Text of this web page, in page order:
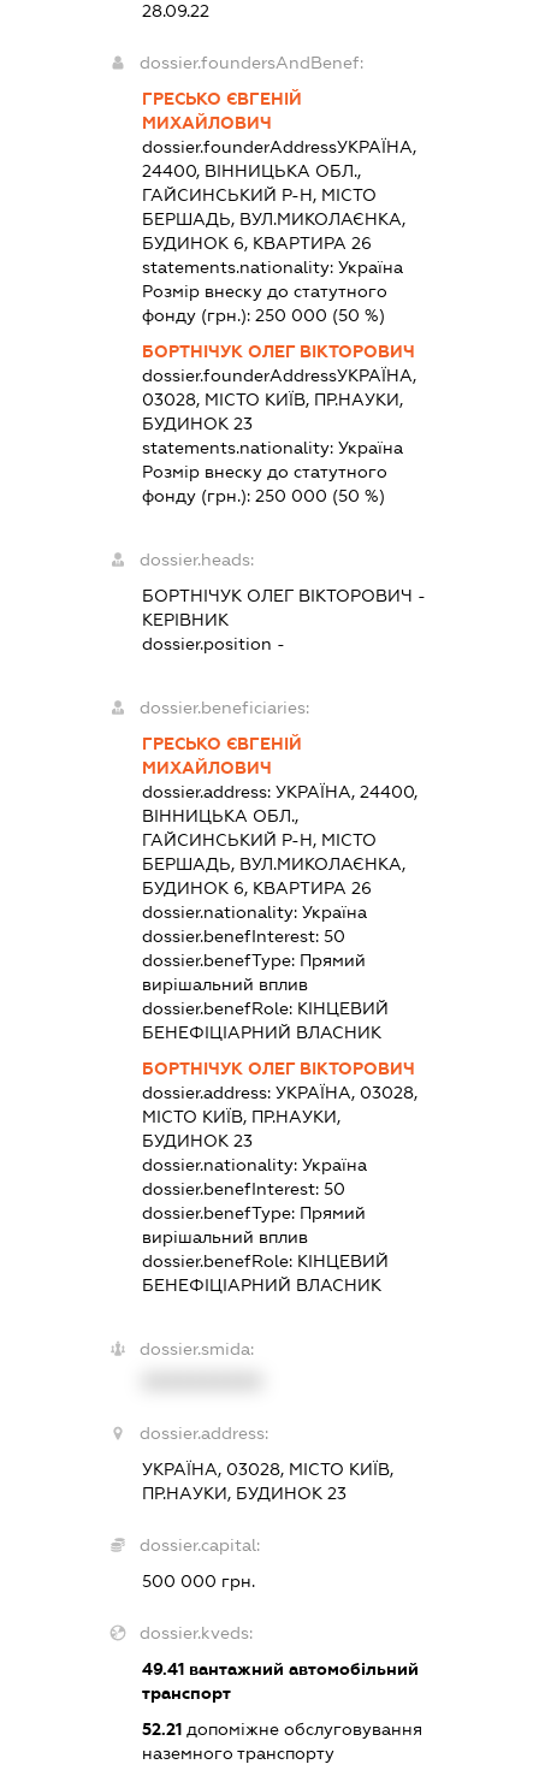
28.09.22
dossier.foundersAndBenef:
ГРЕСЬКО ЄВГЕНІЙ
МИХАЙЛОВИЧ
dossier.founderAddressУКРАЇНА,
24400, ВІННИЦЬКА ОБЛ.,
ГАЙСИНСЬКИЙ Р-Н, МІСТО
БЕРШАДЬ, ВУЛ.МИКОЛАЄНКА,
БУДИНОК 6, КВАРТИРА 26
statements.nationality: Україна
Розмір внеску до статутного
фонду (грн.): 250 000 (50 %)
БОРТНІЧУК ОЛЕГ ВІКТОРОВИЧ
dossier.founderAddressУКРАЇНА,
03028, МІСТО КИЇВ, ПР.НАУКИ,
БУДИНОК 23
statements.nationality: Україна
Розмір внеску до статутного
фонду (грн.): 250 000 (50 %)
dossier.heads:
БОРТНІЧУК ОЛЕГ ВІКТОРОВИЧ -
КЕРІВНИК
dossier.position -
dossier.beneficiaries:
ГРЕСЬКО ЄВГЕНІЙ
МИХАЙЛОВИЧ
dossier.address: УКРАЇНА, 24400,
ВІННИЦЬКА ОБЛ.,
ГАЙСИНСЬКИЙ Р-Н, МІСТО
БЕРШАДЬ, ВУЛ.МИКОЛАЄНКА,
БУДИНОК 6, КВАРТИРА 26
dossier.nationality: Україна
dossier.benefInterest: 50
dossier.benefType: Прямий
вирішальний вплив
dossier.benefRole: КІНЦЕВИЙ
БЕНЕФІЦІАРНИЙ ВЛАСНИК
БОРТНІЧУК ОЛЕГ ВІКТОРОВИЧ
dossier.address: УКРАЇНА, 03028,
МІСТО КИЇВ, ПР.НАУКИ,
БУДИНОК 23
dossier.nationality: Україна
dossier.benefInterest: 50
dossier.benefType: Прямий
вирішальний вплив
dossier.benefRole: КІНЦЕВИЙ
БЕНЕФІЦІАРНИЙ ВЛАСНИК
dossier.smida:
dossier.address:
УКРАЇНА, 03028, МІСТО КИЇВ,
ПР.НАУКИ, БУДИНОК 23
dossier.capital:
500 000 грн.
dossier.kveds:
49.41вантажний автомобільний
транспорт
52.21допоміжне обслуговування
наземного транспорту